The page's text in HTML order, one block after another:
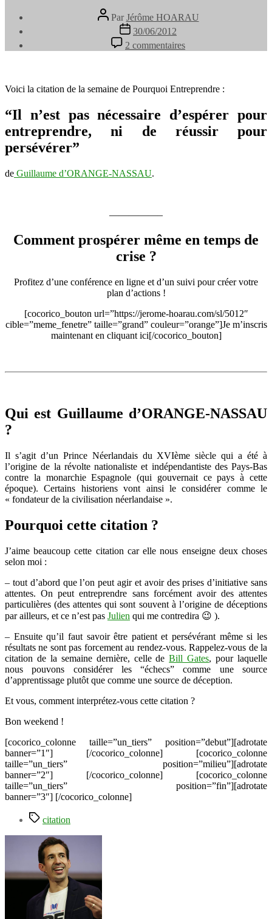
Auteur
de
l’article
Par Jérôme HOARAU
Date
de
l’article
30/06/2012
2 commentaires
Guillaume
:
pas
nécessaire
Voici la citation de la semaine de Pourquoi Entreprendre :
“Il n’est pas nécessaire d’espérer pour
entreprendre, ni de réussir pour
persévérer”
de Guillaume d’ORANGE-NASSAU.
—————–
Comment prospérer même en temps de
crise ?
Profitez d’une conférence en ligne et d’un suivi pour créer votre
plan d’actions !
[cocorico_bouton url=”https://jerome-hoarau.com/sl/5012″
cible=”meme_fenetre” taille=”grand” couleur=”orange”]Je m’inscris
maintenant en cliquant ici[/cocorico_bouton]
Qui est Guillaume d’ORANGE-NASSAU
?
Il s’agit d’un Prince Néerlandais du XVIème siècle qui a été à
l’origine de la révolte nationaliste et indépendantiste des Pays-Bas
contre la monarchie Espagnole (qui gouvernait ce pays à cette
époque). Certains historiens vont ainsi le considérer comme le
« fondateur de la civilisation néerlandaise ».
Pourquoi cette citation ?
J’aime beaucoup cette citation car elle nous enseigne deux choses
selon moi :
– tout d’abord que l’on peut agir et avoir des prises d’initiative sans
attentes. On peut entreprendre sans forcément avoir des attentes
particulières (des attentes qui sont souvent à l’origine de déceptions
par ailleurs, et ce n’est pas Julien qui me contredira 😉 ).
– Ensuite qu’il faut savoir être patient et persévérant même si les
résultats ne sont pas forcement au rendez-vous. Rappelez-vous de la
citation de la semaine dernière, celle deBill Gates, pour laquelle
nous pouvons considérer les “échecs” comme une source
d’apprentissage plutôt que comme une source de déception.
Et vous, comment interprétez-vous cette citation ?
Bon weekend !
[cocorico_colonne taille=”un_tiers” position=”debut”][adrotate
banner=”1″] [/cocorico_colonne] [cocorico_colonne
taille=”un_tiers” position=”milieu”][adrotate
banner=”2″] [/cocorico_colonne] [cocorico_colonne
taille=”un_tiers” position=”fin”][adrotate
banner=”3″] [/cocorico_colonne]
Étiquettes
citation